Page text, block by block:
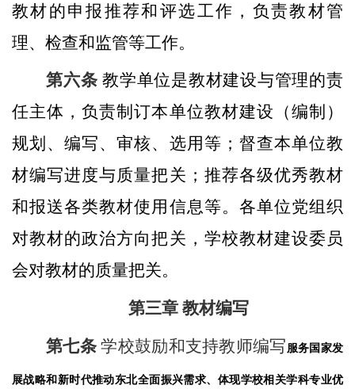
教材的申报推荐和评选工作，负责教材管
理、检查和监管等工作。
第六条教学单位是教材建设与管理的责
任主体，负责制订本单位教材建设（编制）
规划、编写、审核、选用等；督查本单位教
材编写进度与质量把关；推荐各级优秀教材
和报送各类教材使用信息等。各单位党组织
对教材的政治方向把关，学校教材建设委员
会对教材的质量把关。
第三章 教材编写
第七条学校鼓励和支持教师编写 服务国家发
展战略和新时代推动东北全面振兴需求、体现学校相关学科专业优